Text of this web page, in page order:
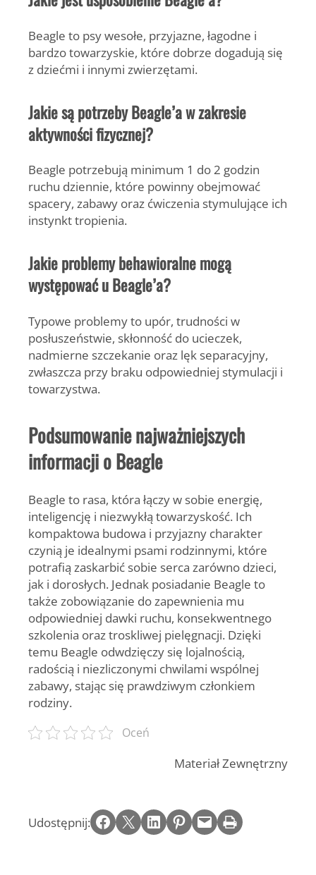
Beagle to psy wesołe, przyjazne, łagodne i
bardzo towarzyskie, które dobrze dogadują się
z dziećmi i innymi zwierzętami.
Jakie są potrzeby Beagle’a w zakresie
aktywności fizycznej?
Beagle potrzebują minimum 1 do 2 godzin
ruchu dziennie, które powinny obejmować
spacery, zabawy oraz ćwiczenia stymulujące ich
instynkt tropienia.
Jakie problemy behawioralne mogą
występować u Beagle’a?
Typowe problemy to upór, trudności w
posłuszeństwie, skłonność do ucieczek,
nadmierne szczekanie oraz lęk separacyjny,
zwłaszcza przy braku odpowiedniej stymulacji i
towarzystwa.
Podsumowanie najważniejszych
informacji o Beagle
Beagle to rasa, która łączy w sobie energię,
inteligencję i niezwykłą towarzyskość. Ich
kompaktowa budowa i przyjazny charakter
czynią je idealnymi psami rodzinnymi, które
potrafią zaskarbić sobie serca zarówno dzieci,
jak i dorosłych. Jednak posiadanie Beagle to
także zobowiązanie do zapewnienia mu
odpowiedniej dawki ruchu, konsekwentnego
szkolenia oraz troskliwej pielęgnacji. Dzięki
temu Beagle odwdzięczy się lojalnością,
radością i niezliczonymi chwilami wspólnej
zabawy, stając się prawdziwym członkiem
rodziny.
Oceń
Materiał Zewnętrzny
Udostępnij: Share on Facebook Email this Page Share on LinkedIn Share on Pinterest Email this Page Print this Page